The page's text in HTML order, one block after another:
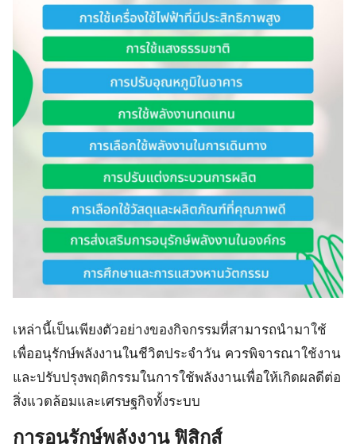
เหล่านี้เป็นเพียงตัวอย่างของกิจกรรมที่สามารถนำมาใช้
เพื่ออนุรักษ์พลังงานในชีวิตประจำวัน ควรพิจารณาใช้งาน
และปรับปรุงพฤติกรรมในการใช้พลังงานเพื่อให้เกิดผลดีต่อ
สิ่งแวดล้อมและเศรษฐกิจทั้งระบบ
การอนุรักษ์พลังงาน ฟิสิกส์